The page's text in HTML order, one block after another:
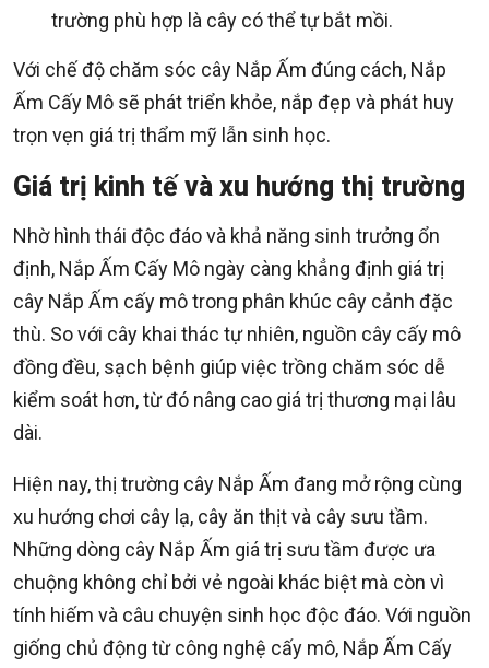
trường phù hợp là cây có thể tự bắt mồi.
Với chế độ chăm sóc cây Nắp Ấm đúng cách, Nắp
Ấm Cấy Mô sẽ phát triển khỏe, nắp đẹp và phát huy
trọn vẹn giá trị thẩm mỹ lẫn sinh học.
Giá trị kinh tế và xu hướng thị trường
Nhờ hình thái độc đáo và khả năng sinh trưởng ổn
định, Nắp Ấm Cấy Mô ngày càng khẳng định giá trị
cây Nắp Ấm cấy mô trong phân khúc cây cảnh đặc
thù. So với cây khai thác tự nhiên, nguồn cây cấy mô
đồng đều, sạch bệnh giúp việc trồng chăm sóc dễ
kiểm soát hơn, từ đó nâng cao giá trị thương mại lâu
dài.
Hiện nay, thị trường cây Nắp Ấm đang mở rộng cùng
xu hướng chơi cây lạ, cây ăn thịt và cây sưu tầm.
Những dòng cây Nắp Ấm giá trị sưu tầm được ưa
chuộng không chỉ bởi vẻ ngoài khác biệt mà còn vì
tính hiếm và câu chuyện sinh học độc đáo. Với nguồn
giống chủ động từ công nghệ cấy mô, Nắp Ấm Cấy